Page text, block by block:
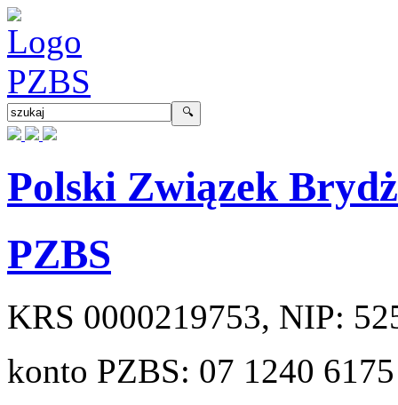
Polski Związek
PZBS
KRS 0000219753, NIP:
konto PZBS: 07 1240